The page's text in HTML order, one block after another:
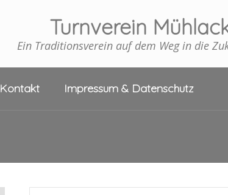
Turnverein
Ein Traditionsverein auf dem Weg in die
Kontakt Impressum & Datenschutz